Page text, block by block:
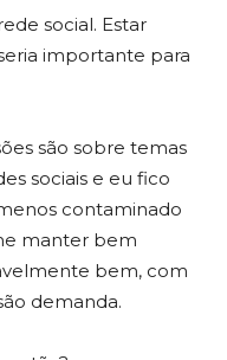
social. Estar
importante para
são sobre temas
sociais e eu fico
contaminado
manter bem
bem, com
demanda.